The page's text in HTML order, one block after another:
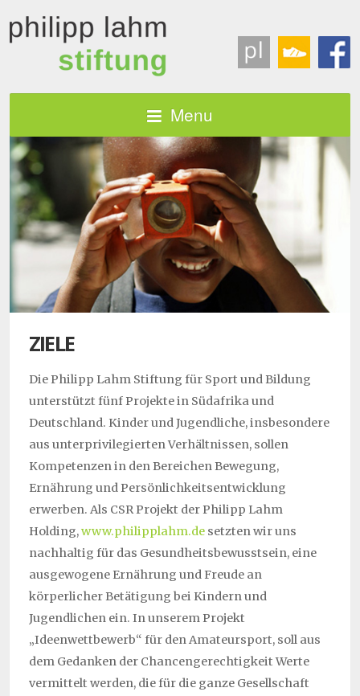
Menu
ZIELE
Die Philipp Lahm Stiftung für Sport und Bildung
unterstützt fünf Projekte in Südafrika und
Deutschland. Kinder und Jugendliche, insbesondere
aus unterprivilegierten Verhältnissen, sollen
Kompetenzen in den Bereichen Bewegung,
Ernährung und Persönlichkeitsentwicklung
erwerben. Als CSR Projekt der Philipp Lahm
Holding,www.philipplahm.de setzten wir uns
nachhaltig für das Gesundheitsbewusstsein, eine
ausgewogene Ernährung und Freude an
körperlicher Betätigung bei Kindern und
Jugendlichen ein. In unserem Projekt
„Ideenwettbewerb“ für den Amateursport, soll aus
dem Gedanken der Chancengerechtigkeit Werte
vermittelt werden, die für die ganze Gesellschaft